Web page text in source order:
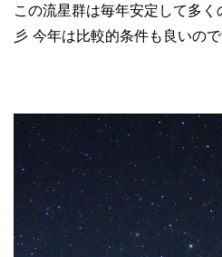
この流星群は毎年安定して多
彡 今年は比較的条件も良いの